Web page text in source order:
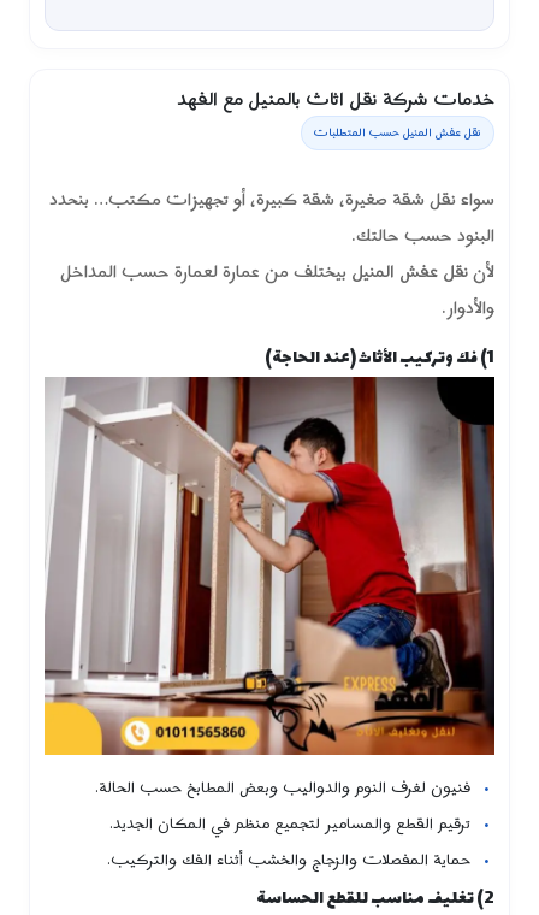
خدمات شركة نقل اثاث بالمنيل مع الفهد
نقل عفش المنيل حسب المتطلبات
سواء نقل شقة صغيرة، شقة كبيرة، أو تجهيزات مكتب… بنحدد
البنود حسب حالتك.
لأننقل عفش المنيلبيختلف من عمارة لعمارة حسب المداخل
والأدوار.
1) فك وتركيب الأثاث (عند الحاجة)
فنيون لغرف النوم والدواليب وبعض المطابخ حسب الحالة.
ترقيم القطع والمسامير لتجميع منظم في المكان الجديد.
حماية المفصلات والزجاج والخشب أثناء الفك والتركيب.
2) تغليف مناسب للقطع الحساسة